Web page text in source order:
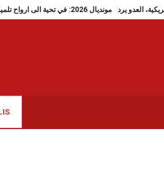
الأمريكية، العدو يرد مونديال 2026: في تحية الى ارواح تلميذات ميناب، منتخب إيران يضع دَبُّوس رقم 168